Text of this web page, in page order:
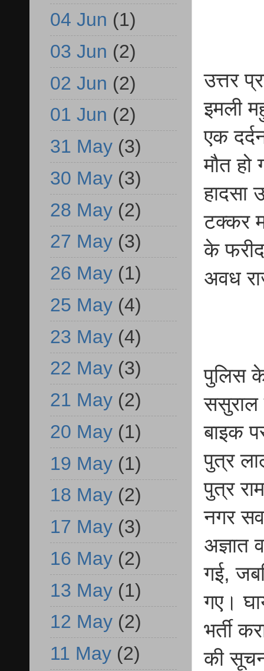
उत्तर
इमली
एक
मौत
हादसा
टक्कर
के
अवध
पुलिस
ससुराल
बाइक
पुत्र
पुत्र
नगर
अज्ञात
गई,
गए।
भर्ती
की
04 Jun (1)
03 Jun (2)
02 Jun (2)
01 Jun (2)
31 May (3)
30 May (3)
28 May (2)
27 May (3)
26 May (1)
25 May (4)
23 May (4)
22 May (3)
21 May (2)
20 May (1)
19 May (1)
18 May (2)
17 May (3)
16 May (2)
13 May (1)
12 May (2)
11 May (2)